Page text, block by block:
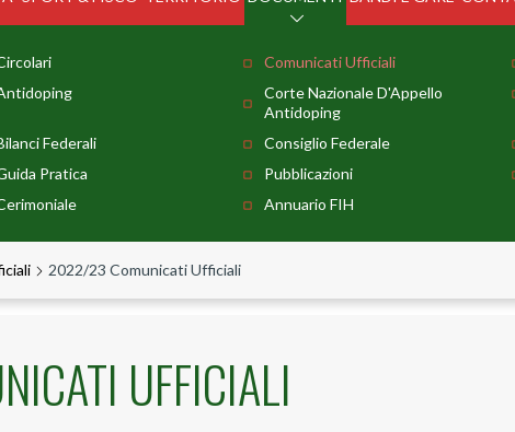
Comunicati Ufficiali
Corte Nazionale D'Appello
Antidoping
Federali Consiglio Federale
Pratica Pubblicazioni
Annuario FIH
2022/23 Comunicati Ufficiali
UFFICIALI